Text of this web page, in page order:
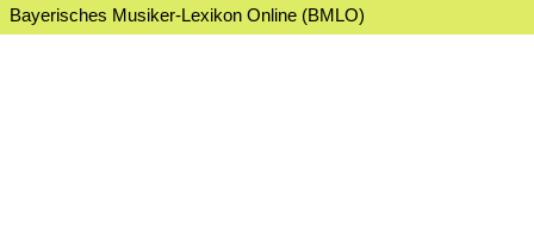
Bayerisches Musiker-Lexikon Online (BMLO)